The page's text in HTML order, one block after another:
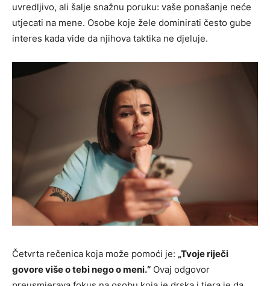
uvredljivo, ali šalje snažnu poruku: vaše ponašanje neće
utjecati na mene. Osobe koje žele dominirati često gube
interes kada vide da njihova taktika ne djeluje.
Četvrta rečenica koja može pomoći je: „Tvoje riječi
govore više o tebi nego o meni.“ Ovaj odgovor